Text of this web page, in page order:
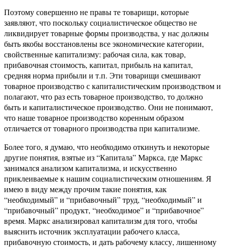
Поэтому совершенно не правы те товарищи, которые
заявляют, что поскольку социалистическое общество не
ликвидирует товарные формы производства, у нас должны
быть якобы восстановлены все экономические категории,
свойственные капитализму: рабочая сила, как товар,
прибавочная стоимость, капитал, прибыль на капитал,
средняя норма прибыли и т.п. Эти товарищи смешивают
товарное производство с капиталистическим производством и
полагают, что раз есть товарное производство, то должно
быть и капиталистическое производство. Они не понимают,
что наше товарное производство коренным образом
отличается от товарного производства при капитализме.
Более того, я думаю, что необходимо откинуть и некоторые
другие понятия, взятые из “Капитала” Маркса, где Маркс
занимался анализом капитализма, и искусственно
приклеиваемые к нашим социалистическим отношениям. Я
имею в виду между прочим такие понятия, как
“необходимый” и “прибавочный” труд, “необходимый” и
“прибавочный” продукт, “необходимое” и “прибавочное”
время. Маркс анализировал капитализм для того, чтобы
выяснить источник эксплуатации рабочего класса,
прибавочную стоимость, и дать рабочему классу, лишенному